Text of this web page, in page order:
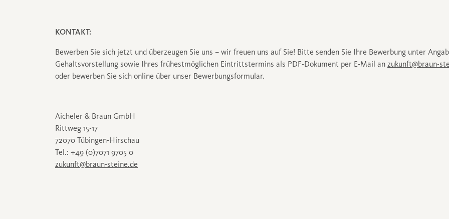
KONTAKT:
Bewerben Sie sich jetzt und überzeugen Sie uns – wir freuen uns auf Sie! Bitte senden Sie Ihre Bewerbung unter
Gehaltsvorstellung sowie Ihres frühestmöglichen Eintrittstermins als PDF-Dokument per E-Mail an zukunft@braun-
oder bewerben Sie sich online über unser Bewerbungsformular.
Aicheler & Braun GmbH
Rittweg 15-17
72070 Tübingen-Hirschau
Tel.: +49 (0)7071 9705 0
zukunft@braun-steine.de